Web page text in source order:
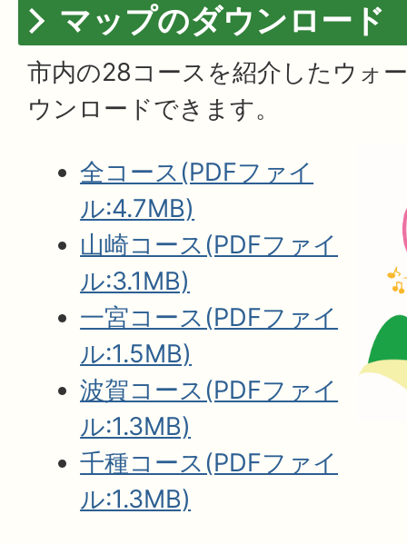
マップのダウンロード
市内の28コースを紹介したウォ
ウンロードできます。
全コース(PDFファイ
ル:4.7MB)
山崎コース(PDFファイ
ル:3.1MB)
一宮コース(PDFファイ
ル:1.5MB)
波賀コース(PDFファイ
ル:1.3MB)
千種コース(PDFファイ
ル:1.3MB)